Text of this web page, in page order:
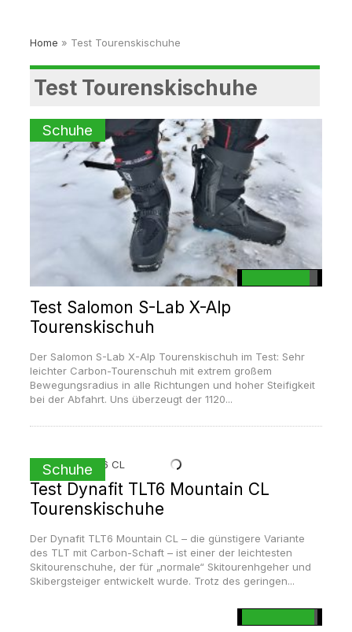
Home » Test Tourenskischuhe
Test Tourenskischuhe
Schuhe
Test Salomon S-Lab X-Alp
Tourenskischuh
Der Salomon S-Lab X-Alp Tourenskischuh im Test: Sehr
leichter Carbon-Tourenschuh mit extrem großem
Bewegungsradius in alle Richtungen und hoher Steifigkeit
bei der Abfahrt. Uns überzeugt der 1120...
Schuhe
Test Dynafit TLT6 Mountain CL
Tourenskischuhe
Der Dynafit TLT6 Mountain CL – die günstigere Variante
des TLT mit Carbon-Schaft – ist einer der leichtesten
Skitourenschuhe, der für „normale“ Skitourenhgeher und
Skibergsteiger entwickelt wurde. Trotz des geringen...